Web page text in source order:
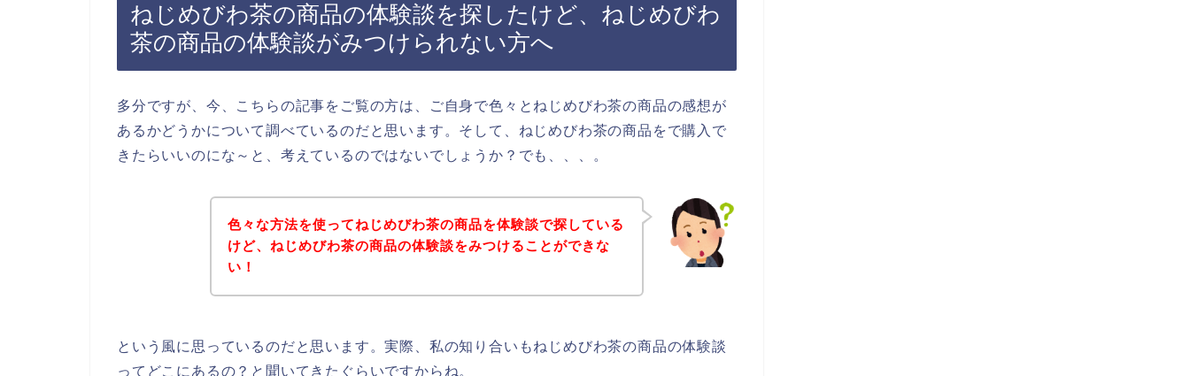
ねじめびわ茶の商品の体験談を探したけど、ねじめびわ
茶の商品の体験談がみつけられない方へ
多分ですが、今、こちらの記事をご覧の方は、ご自身で色々とねじめびわ茶の商品の感想が
あるかどうかについて調べているのだと思います。そして、ねじめびわ茶の商品をで購入で
きたらいいのにな～と、考えているのではないでしょうか？でも、、、。
色々な方法を使ってねじめびわ茶の商品を体験談で探している
けど、ねじめびわ茶の商品の体験談をみつけることができな
い！
という風に思っているのだと思います。実際、私の知り合いもねじめびわ茶の商品の体験談
ってどこにあるの？と聞いてきたぐらいですからね。